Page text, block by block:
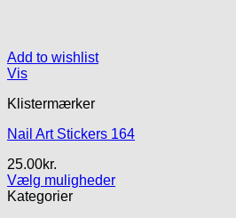
Add to wishlist
Vis
Klistermærker
Nail Art Stickers 164
25.00kr.
Vælg muligheder
Dette
Kategorier